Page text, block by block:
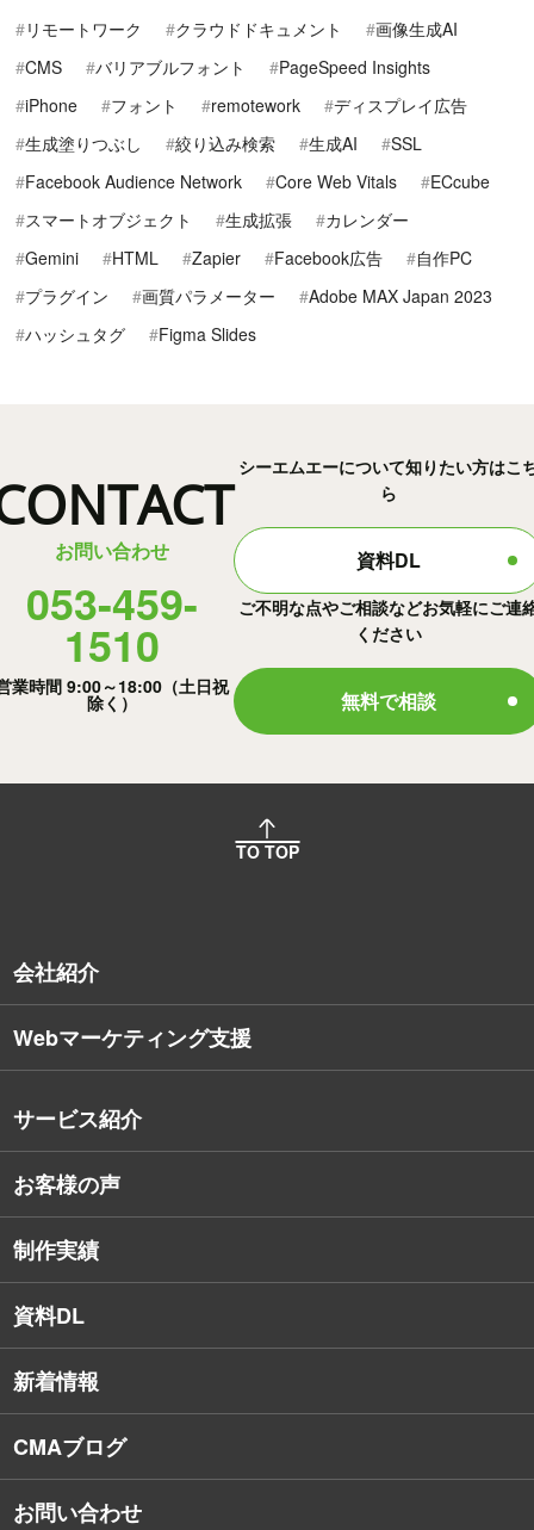
リモートワーク
クラウドドキュメント
画像生成AI
CMS
バリアブルフォント
PageSpeed Insights
iPhone
フォント remotework
ディスプレイ広告
生成塗りつぶし
絞り込み検索 生成AI
SSL
Facebook Audience Network
Core Web Vitals
ECcube
スマートオブジェクト
生成拡張
カレンダー
Gemini
HTML Zapier Facebook広告
自作PC
プラグイン
画質パラメーター
Adobe MAX Japan 2023
ハッシュタグ
Figma Slides
お問い合わせ
053-459-
1510
業時間 9:00～18:00（土日祝
除く）
シーエムエーについて知りたい方はこ
ら
資料DL
ご不明な点やご相談などお気軽にご連
ください
無料で相談
TO TOP
会社紹介
会社概要
デザイナー・エンジニア紹介
社員保有資格
Webマーケティング支援
サービス紹介
戦略的Webサイト制作
インターネット広告
SNSコンサルティング
Webアプリケーション開発
お客様の声
制作実績
資料DL
新着情報
CMAブログ
お問い合わせ